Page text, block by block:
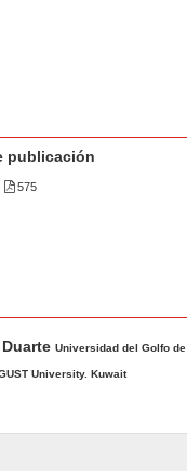
publicación
575
DuarteUniversidad del Golfo
University. Kuwait